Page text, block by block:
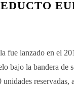
fue lanzado en el
bajo la bandera de